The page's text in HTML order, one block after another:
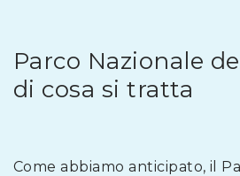
Parco Nazionale
di cosa si tratta
Come abbiamo anticipato, il